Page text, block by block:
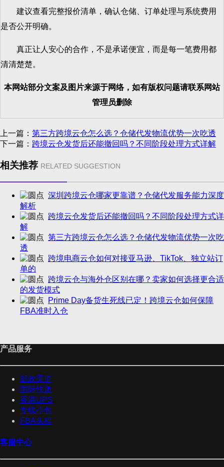
建议查看完整报价清单，确认仓储、订单处理与系统费用
是否公开明确。
真正让人安心的合作，不是承诺便宜，而是每一笔费用都
清清楚楚。
本网站部分文案及图片来源于网络，如有版权问题请联系网站
管理员删除
上一篇： 第三方跨境云仓怎么选？仓储代发物流优势一次吃透
下一篇： 跨境云仓发货后还能撤回吗？不同阶段处理方式详解
相关推荐 RELATED SUGGESTION
深圳跨境云仓哪家更靠谱？仓储代发服务能力深度
解析
跨境云仓发货后还能撤回吗？不同阶段处理方式详
解
第三方跨境云仓怎么选？仓储代发物流优势一次吃
透
跨境电商云仓如何对接亚马逊、TikTok、独立站订
单的
跨境云仓与海外仓区别在哪？卖家如何选择更合适
的发货模式
Prime Day备货生死线已定！跨境云仓如何保障
FBA准时入仓
产品服务
邮政渠道
国际快递
香港UPS
专线小包
FBA头程
客服中心